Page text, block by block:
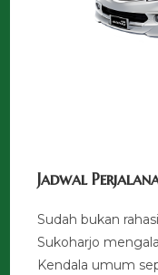
Jadwal
Sudah bukan
Sukoharjo
Kendala umum